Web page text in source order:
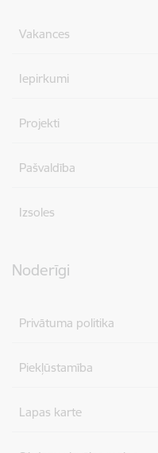
Vakances
Iepirkumi
Projekti
Pašvaldība
Izsoles
Noderīgi
Privātuma politika
Piekļūstamība
Lapas karte